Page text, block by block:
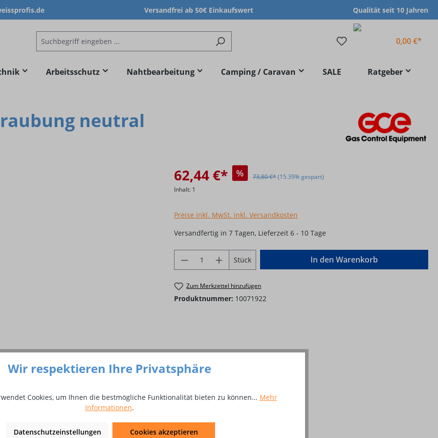
Versandfrei ab 50€ Einkaufswert Qualität seit 10 Jahren
0,00 €*
Arbeitsschutz Nahtbearbeitung Camping / Caravan SALE Ratgeber
neutral
62,44 €* % 73,80 €*(15.39% gespart)
Inhalt: 1
Preise inkl. MwSt. inkl. Versandkosten
Versandfertig in 7 Tagen, Lieferzeit 6 - 10 Tage
Produkt Anzahl: Gib den gewünschten Wert
Stück In den Warenkorb
Zum Merkzettel hinzufügen
Produktnummer: 10071922
mit T-Verschraubung neutral"
Wir respektieren Ihre Privatsphäre
Cookies, um Ihnen die bestmögliche Funktionalität bieten zu können... Mehr
Informationen.
Datenschutzeinstellungen Cookies akzeptieren